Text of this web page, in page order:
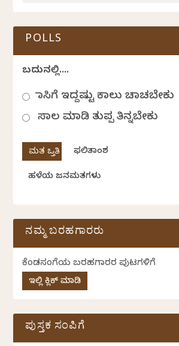
POLLS
ಬದುಕಿನಲ್ಲಿ....
ಹಾಸಿಗೆ ಇದ್ದಷ್ಟು ಕಾಲು ಚಾಚಬೇಕು
ಸಾಲ ಮಾಡಿ ತುಪ್ಪ ತಿನ್ನಬೇಕು
ಫಲಿತಾಂಶ
ಹಳೆಯ ಜನಮತಗಳು
ನಮ್ಮ ಬರಹಗಾರರು
ಕೆಂಡಸಂಪಿಗೆಯ ಬರಹಗಾರರ ಪುಟಗಳಿಗೆ
ಇಲ್ಲಿ ಕ್ಲಿಕ್ ಮಾಡಿ
ಪುಸ್ತಕ ಸಂಪಿಗೆ